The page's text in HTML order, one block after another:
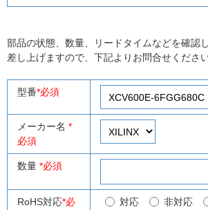
部品の状態、数量、リードタイムなどを確認
差し上げますので、下記よりお問合せください
型番*必須
メーカー名 *
必須
数量 *必須
RoHS対応*必
対応 非対応